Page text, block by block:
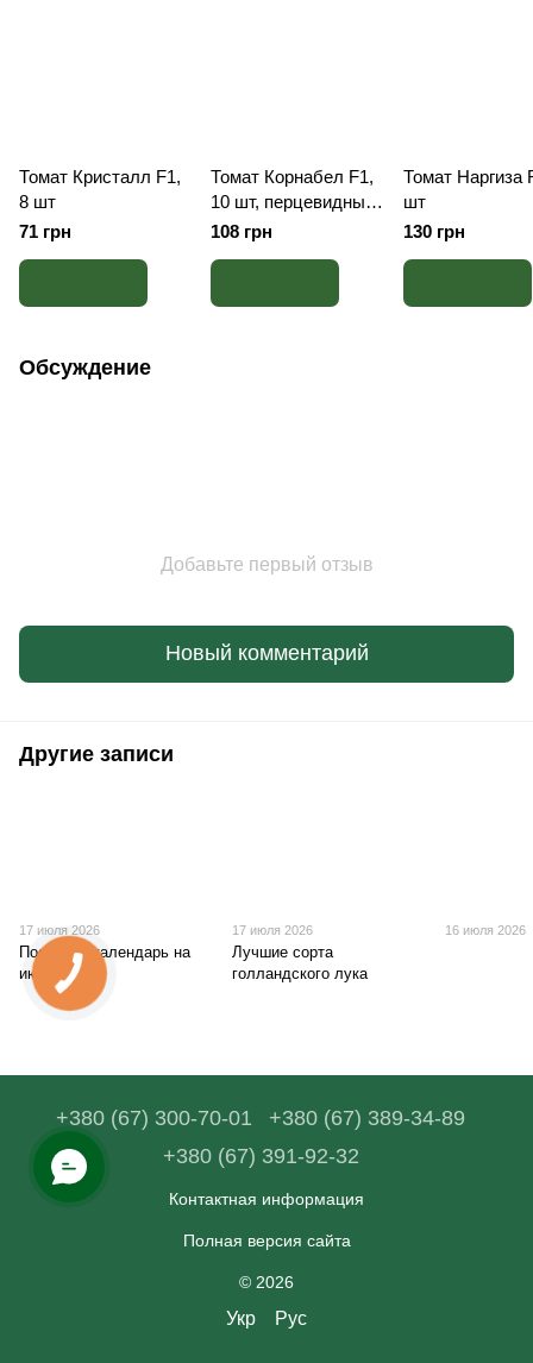
Томат Кристалл F1,
8 шт
71 грн
Томат Корнабел F1,
10 шт, перцевидный
с носиком, Франция
108 грн
Томат Наргиза
шт
130 грн
Обсуждение
Добавьте первый отзыв
Новый комментарий
Другие записи
17 июля 2026
Посевной календарь на
июль
17 июля 2026
Лучшие сорта
голландского лука
16 июля 2026
+380 (67) 300-70-01
+380 (67) 389-34-89
+380 (67) 391-92-32
Контактная информация
Полная версия сайта
© 2026
Укр Рус